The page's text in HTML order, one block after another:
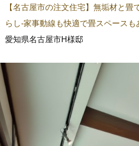
【名古屋市の注文住宅】無垢材と畳
らし-家事動線も快適で畳スペースも
愛知県名古屋市H様邸